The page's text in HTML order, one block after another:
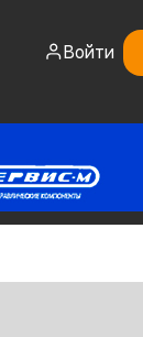
Войти